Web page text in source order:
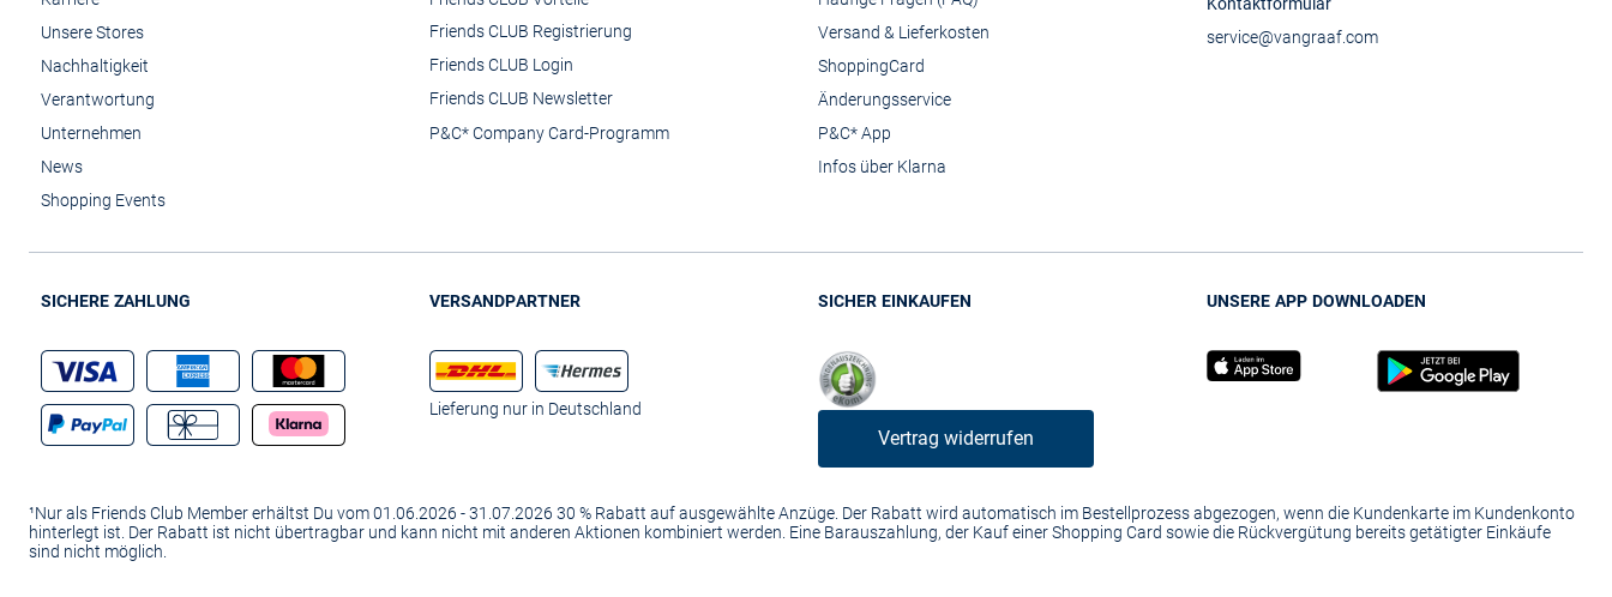
Unsere Stores
Nachhaltigkeit
Verantwortung
Unternehmen
News
Shopping Events
Friends CLUB Registrierung
Friends CLUB Login
Friends CLUB Newsletter
P&C* Company Card-Programm
Versand & Lieferkosten
ShoppingCard
Änderungsservice
P&C* App
Infos über Klarna
service@vangraaf.com
SICHERE ZAHLUNG VERSANDPARTNER
Lieferung nur in Deutschland
SICHER EINKAUFEN
Vertrag widerrufen
UNSERE APP DOWNLOADEN
¹Nur als Friends Club Member erhältst Du vom 01.06.2026 - 31.07.2026 30 % Rabatt auf ausgewählte Anzüge. Der Rabatt wird automatisch im Bestellprozess abgezogen, wenn die Kundenkarte im Kundenkonto
hinterlegt ist. Der Rabatt ist nicht übertragbar und kann nicht mit anderen Aktionen kombiniert werden. Eine Barauszahlung, der Kauf einer Shopping Card sowie die Rückvergütung bereits getätigter Einkäufe
sind nicht möglich.